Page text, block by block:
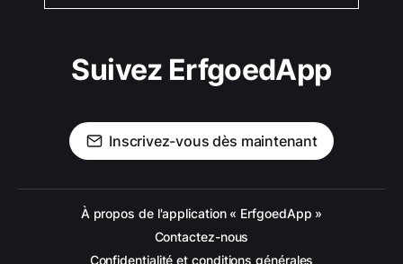
Suivez ErfgoedApp
Inscrivez-vous dès maintenant
À propos de l'application « ErfgoedApp »
Contactez-nous
Confidentialité et conditions générales